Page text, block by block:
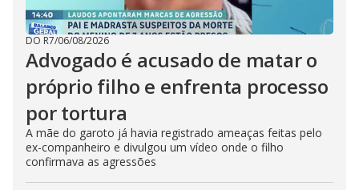
DO R7/06/08/2026
Advogado é acusado de matar o
próprio filho e enfrenta processo
por tortura
A mãe do garoto já havia registrado ameaças feitas pelo
ex-companheiro e divulgou um vídeo onde o filho
confirmava as agressões